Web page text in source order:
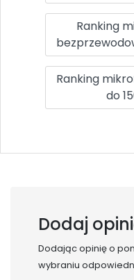
Ranking
Ranking
do
Dodaj
Dodając opinię o
wybraniu